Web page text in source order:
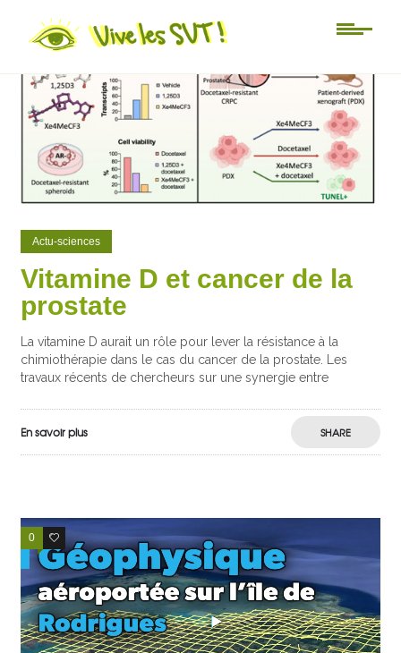
Actu-sciences
Vitamine D et cancer de la
prostate
La vitamine D aurait un rôle pour lever la résistance à la
chimiothérapie dans le cas du cancer de la prostate. Les
travaux récents de chercheurs sur une synergie entre
En savoir plus SHARE
0 0